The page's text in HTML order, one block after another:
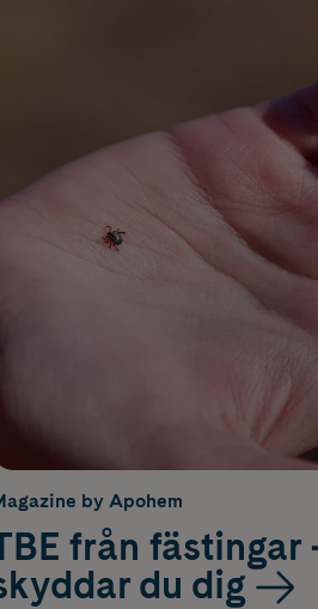
by Apohem
från fästingar
du dig